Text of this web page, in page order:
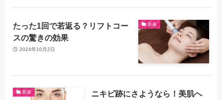
新着
たった1回で若返る？リフトコー
スの驚きの効果
2024年10月2日
新着
ニキビ跡にさようなら！美肌へ